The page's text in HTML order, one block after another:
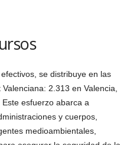
se distribuye en las
2.313 en Valencia,
esfuerzo abarca a
y cuerpos,
medioambientales,